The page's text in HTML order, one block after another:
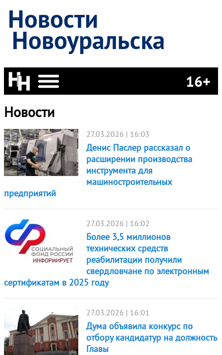
Новости
Новоуральска
16+
Новости
27.03.2026 | 16:03
Денис Паслер рассказал о
расширении производства
инструмента для
машиностроительных
предприятий
27.03.2026 | 16:02
Более 3,5 миллионов
технических средств
реабилитации получили
свердловчане по электронным
сертификатам в 2025 году
27.03.2026 | 16:01
Дума объявила конкурс по
отбору кандидатур на должность
Главы